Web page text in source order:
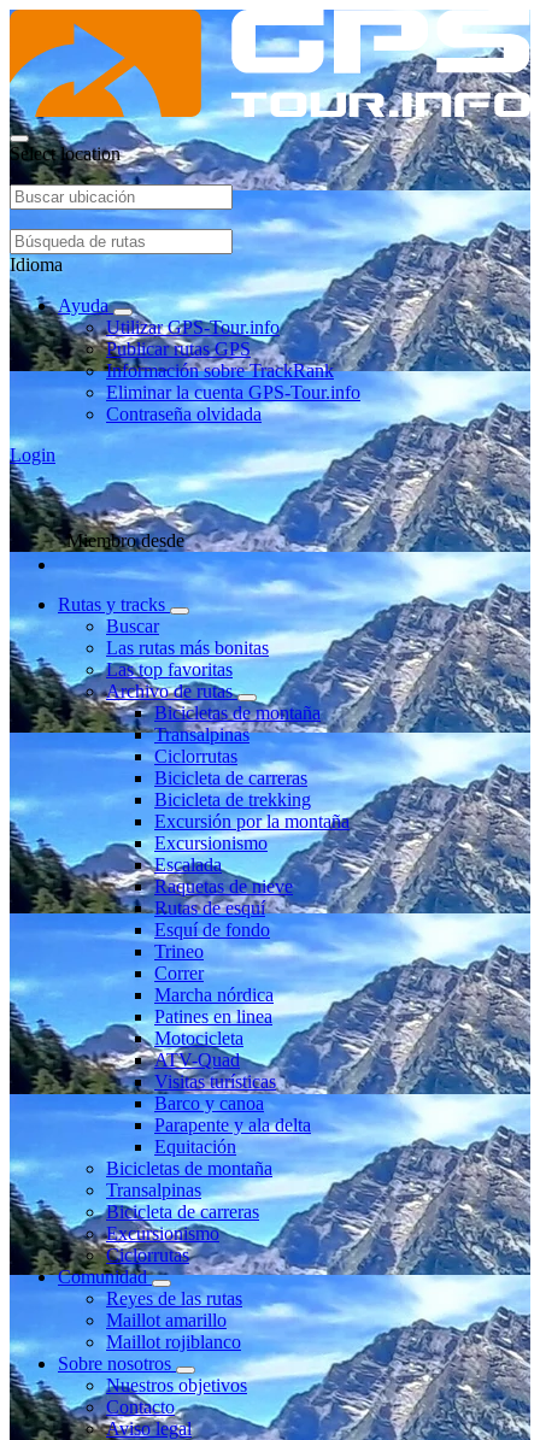
Select location
Idioma
Ayuda
Utilizar GPS-Tour.info
Publicar rutas GPS
Información sobre TrackRank
Eliminar la cuenta GPS-Tour.info
Contraseña olvidada
Login
Miembro desde
Rutas y tracks
Buscar
Las rutas más bonitas
Las top favoritas
Archivo de rutas
Bicicletas de montaña
Transalpinas
Ciclorrutas
Bicicleta de carreras
Bicicleta de trekking
Excursión por la montaña
Excursionismo
Escalada
Raquetas de nieve
Rutas de esquí
Esquí de fondo
Trineo
Correr
Marcha nórdica
Patines en linea
Motocicleta
ATV-Quad
Visitas turísticas
Barco y canoa
Parapente y ala delta
Equitación
Bicicletas de montaña
Transalpinas
Bicicleta de carreras
Excursionismo
Ciclorrutas
Comunidad
Reyes de las rutas
Maillot amarillo
Maillot rojiblanco
Sobre nosotros
Nuestros objetivos
Contacto
Aviso legal